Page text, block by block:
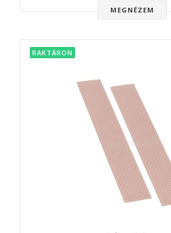
MEGNÉZEM
RAKTÁRON